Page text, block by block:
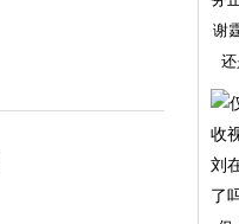
谢